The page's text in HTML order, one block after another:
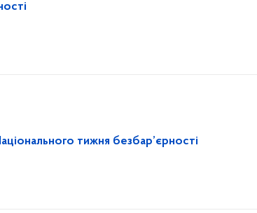
тижня безбар’єрності